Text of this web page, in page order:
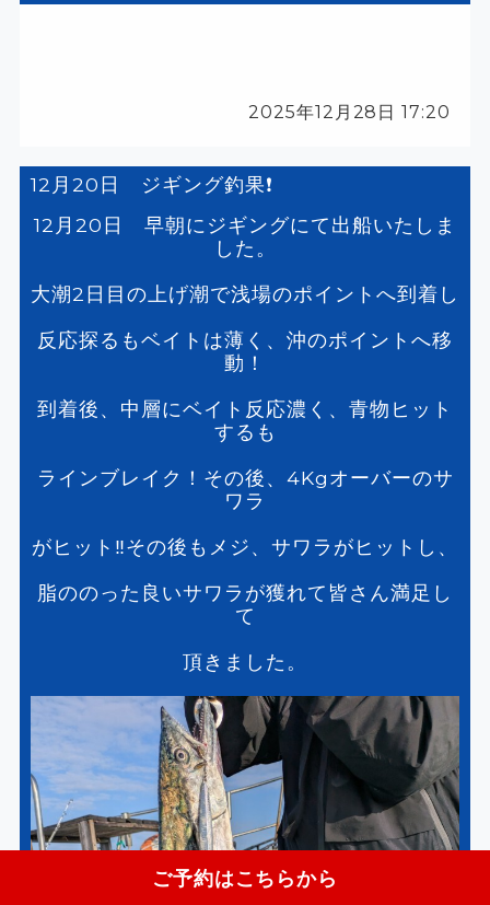
2025年12月28日 17:20
12月20日 ジギング釣果❗️
12月20日 早朝にジギングにて出船いたしま
した。
大潮2日目の上げ潮で浅場のポイントへ到着し
反応探るもベイトは薄く、沖のポイントへ移
動！
到着後、中層にベイト反応濃く、青物ヒット
するも
ラインブレイク！その後、4Kgオーバーのサ
ワラ
がヒット‼️その後もメジ、サワラがヒットし、
脂ののった良いサワラが獲れて皆さん満足し
て
頂きました。
ご予約はこちらから